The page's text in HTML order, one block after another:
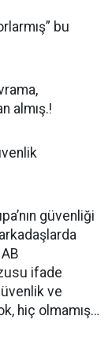
bu
almış.!
güvenliği
ifade
ve
hiç olmamış…